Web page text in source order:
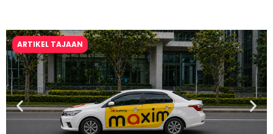
ARTIKEL TAJAAN